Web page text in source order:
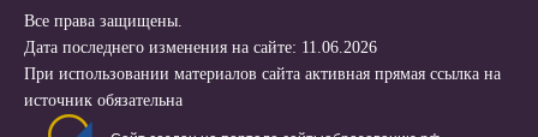
Все права защищены.
Дата последнего изменения на сайте: 11.06.2026
При использовании материалов сайта активная прямая ссылка на
источник обязательна